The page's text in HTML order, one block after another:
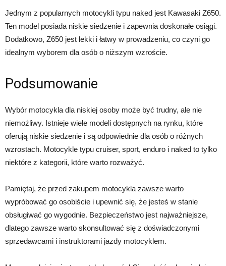
Jednym z popularnych motocykli typu naked jest Kawasaki Z650.
Ten model posiada niskie siedzenie i zapewnia doskonałe osiągi.
Dodatkowo, Z650 jest lekki i łatwy w prowadzeniu, co czyni go
idealnym wyborem dla osób o niższym wzroście.
Podsumowanie
Wybór motocykla dla niskiej osoby może być trudny, ale nie
niemożliwy. Istnieje wiele modeli dostępnych na rynku, które
oferują niskie siedzenie i są odpowiednie dla osób o różnych
wzrostach. Motocykle typu cruiser, sport, enduro i naked to tylko
niektóre z kategorii, które warto rozważyć.
Pamiętaj, że przed zakupem motocykla zawsze warto
wypróbować go osobiście i upewnić się, że jesteś w stanie
obsługiwać go wygodnie. Bezpieczeństwo jest najważniejsze,
dlatego zawsze warto skonsultować się z doświadczonymi
sprzedawcami i instruktorami jazdy motocyklem.